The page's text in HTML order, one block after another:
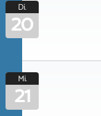
Di.
20
Mi.
21